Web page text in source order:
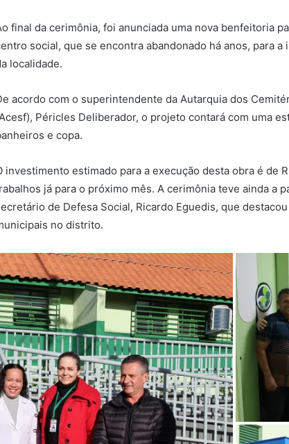
final da cerimônia, foi anunciada uma nova benfeitoria
social, que se encontra abandonado há anos, para
localidade.
acordo com o superintendente da Autarquia dos
Péricles Deliberador, o projeto contará com uma
e copa.
investimento estimado para a execução desta obra é de
já para o próximo mês. A cerimônia teve ainda a
de Defesa Social, Ricardo Eguedis, que
no distrito.